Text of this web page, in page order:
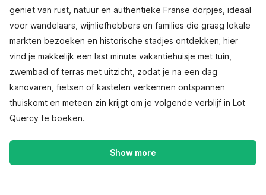
geniet van rust, natuur en authentieke Franse dorpjes, ideaal
voor wandelaars, wijnliefhebbers en families die graag lokale
markten bezoeken en historische stadjes ontdekken; hier
vind je makkelijk een last minute vakantiehuisje met tuin,
zwembad of terras met uitzicht, zodat je na een dag
kanovaren, fietsen of kastelen verkennen ontspannen
thuiskomt en meteen zin krijgt om je volgende verblijf in Lot
Quercy te boeken.
Show more